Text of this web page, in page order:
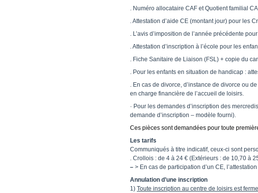
. Numéro allocataire CAF et Quotient familial
. Attestation d’aide CE (montant jour) pour les
. L’avis d’imposition de l’année précédente
. Attestation d’inscription à l’école pour les
. Fiche Sanitaire de Liaison (FSL) + copie du
. Pour les enfants en situation de handicap :
. En cas de divorce, d’instance de divorce ou
en charge financière de l’accueil de loisirs.
· Pour les demandes d’inscription des
demande d’inscription – modèle fourni).
Ces pièces sont demandées pour toute
Les tarifs
Communiqués à titre indicatif, ceux-ci sont
. Crollois : de 4 à 24 € (Extérieurs : de 10,70 à
– > En cas de participation d’un CE,
Annulation d’une inscription
1) Toute inscription au centre de loisirs est